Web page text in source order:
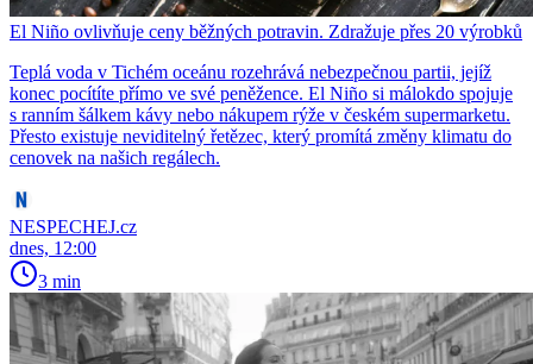
El Niño ovlivňuje ceny běžných potravin. Zdražuje přes 20 výrobků
Teplá voda v Tichém oceánu rozehrává nebezpečnou partii, jejíž
konec pocítíte přímo ve své peněžence. El Niño si málokdo spojuje
s ranním šálkem kávy nebo nákupem rýže v českém supermarketu.
Přesto existuje neviditelný řetězec, který promítá změny klimatu do
cenovek na našich regálech.
NESPECHEJ.cz
dnes, 12:00
3 min